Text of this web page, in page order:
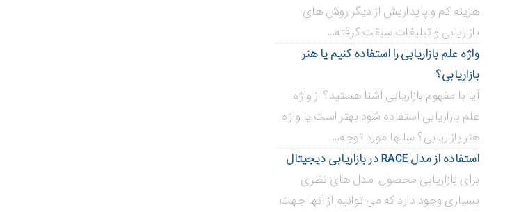
هزینه کم و پایداریش از دیگر روش های
بازاریابی و تبلیغات سبقت گرفته...
واژه علم بازاریابی را استفاده کنیم یا هنر
بازاریابی؟
آیا با مفهوم بازاریابی آشنا هستید؟ از واژه
علم بازاریابی استفاده شود بهتر است یا واژه
هنر بازاریابی؟ سالها مورد توجه...
استفاده از مدل RACE در بازاریابی دیجیتال
برای بازاریابی محصول مدل های نظری
بسیاری وجود دارد که می توانیم از آنها جهت